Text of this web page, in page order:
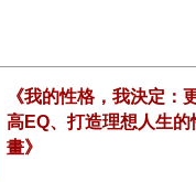
《我的性格，我決定：
高EQ、打造理想人生的
畫》